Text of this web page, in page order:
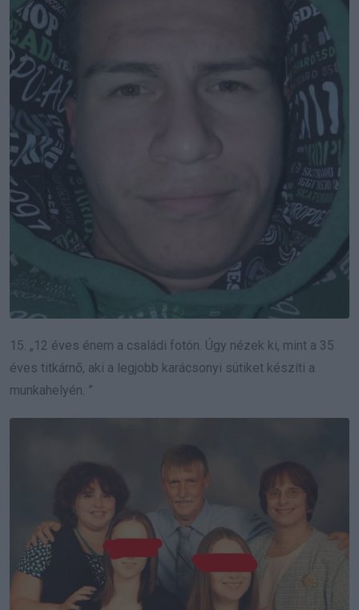
15. „12 éves énem a családi fotón. Úgy nézek ki, mint a 35
éves titkárnő, aki a legjobb karácsonyi sütiket készíti a
munkahelyén. ”